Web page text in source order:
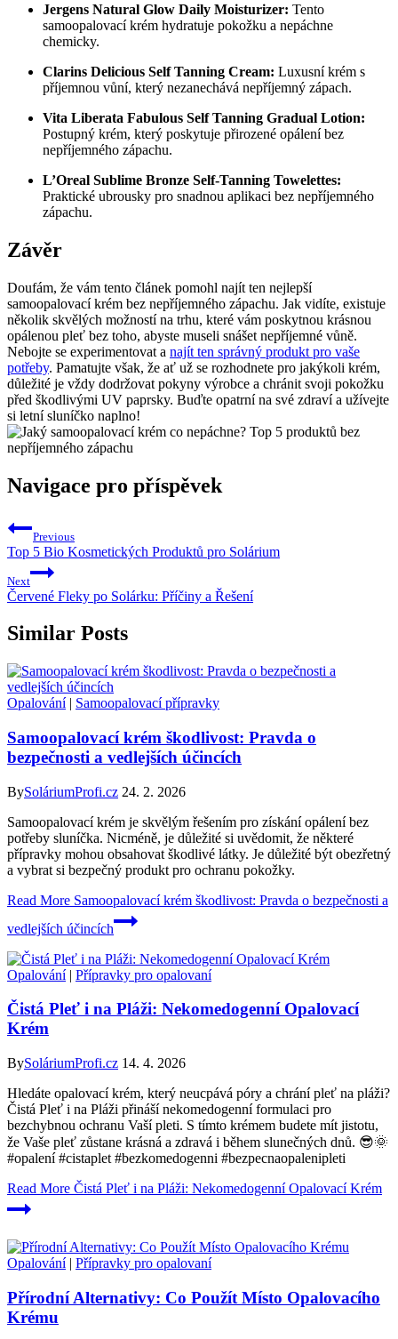
Jergens Natural Glow Daily Moisturizer: Tento
samoopalovací krém hydratuje pokožku a nepáchne
chemicky.
Clarins Delicious Self Tanning Cream: Luxusní krém s
příjemnou vůní, který nezanechává nepříjemný zápach.
Vita Liberata Fabulous Self Tanning Gradual Lotion:
Postupný krém, který poskytuje přirozené opálení bez
nepříjemného zápachu.
L’Oreal Sublime Bronze Self-Tanning Towelettes:
Praktické ubrousky pro snadnou aplikaci bez nepříjemného
zápachu.
Závěr
Doufám, že vám tento článek pomohl najít ten nejlepší
samoopalovací krém bez nepříjemného zápachu. Jak vidíte, existuje
několik skvělých možností na trhu, které vám poskytnou krásnou
opálenou pleť bez toho, abyste museli snášet nepříjemné vůně.
Nebojte se experimentovat a najít ten správný produkt pro vaše
potřeby. Pamatujte však, že ať už se rozhodnete pro jakýkoli krém,
důležité je vždy dodržovat pokyny výrobce a chránit svoji pokožku
před škodlivými UV paprsky. Buďte opatrní na své zdraví a užívejte
si letní sluníčko naplno!
Navigace pro příspěvek
Previous
Top 5 Bio Kosmetických Produktů pro Solárium
Next
Červené Fleky po Solárku: Příčiny a Řešení
Similar Posts
Opalování| Samoopalovací přípravky
Samoopalovací krém škodlivost: Pravda o
bezpečnosti a vedlejších účincích
BySoláriumProfi.cz 24. 2. 2026
Samoopalovací krém je skvělým řešením pro získání opálení bez
potřeby sluníčka. Nicméně, je důležité si uvědomit, že některé
přípravky mohou obsahovat škodlivé látky. Je důležité být obezřetný
a vybrat si bezpečný produkt pro ochranu pokožky.
Read More Samoopalovací krém škodlivost: Pravda o bezpečnosti a
vedlejších účincích
Opalování| Přípravky pro opalovaní
Čistá Pleť i na Pláži: Nekomedogenní Opalovací
Krém
BySoláriumProfi.cz 14. 4. 2026
Hledáte opalovací krém, který neucpává póry a chrání pleť na pláži?
Čistá Pleť i na Pláži přináší nekomedogenní formulaci pro
bezchybnou ochranu Vaší pleti. S tímto krémem budete mít jistotu,
že Vaše pleť zůstane krásná a zdravá i během slunečných dnů. 😎🌞
#opalení #cistaplet #bezkomedogenni #bezpecnaopalenipleti
Read More Čistá Pleť i na Pláži: Nekomedogenní Opalovací Krém
Opalování| Přípravky pro opalovaní
Přírodní Alternativy: Co Použít Místo Opalovacího
Krému